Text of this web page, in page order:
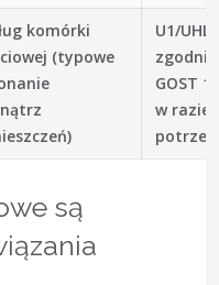
komórki
(typowe
U1/UHL1
GOST
w razie
są